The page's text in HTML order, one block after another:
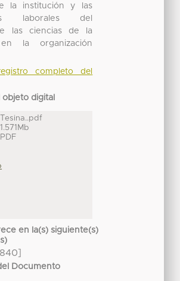
la institución y las
laborales del
las ciencias de la
la organización
completo del
objeto digital
Tesina..pdf
1.571Mb
PDF
en la(s) siguiente(s)
Documento